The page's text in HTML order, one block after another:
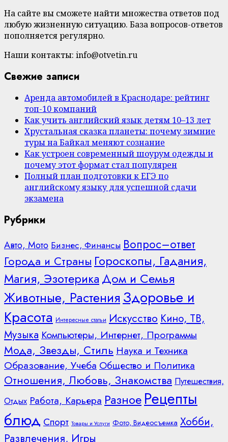
На сайте вы сможете найти множества ответов под
любую жизненную ситуацию. База вопросов-ответов
пополняется регулярно.
Наши контакты: info@otvetin.ru
Свежие записи
Аренда автомобилей в Краснодаре: рейтинг
топ-10 компаний
Как учить английский язык детям 10–13 лет
Хрустальная сказка планеты: почему зимние
туры на Байкал меняют сознание
Как устроен современный шоурум одежды и
почему этот формат стал популярен
Полный план подготовки к ЕГЭ по
английскому языку для успешной сдачи
экзамена
Рубрики
Авто, Мото Бизнес, Финансы Вопрос–ответ
Города и Страны Гороскопы, Гадания,
Магия, Эзотерика Дом и Семья
Животные, Растения Здоровье и
Красота Интересные статьи Искусство Кино, ТВ,
Музыка Компьютеры, Интернет, Программы
Мода, Звезды, Стиль Наука и Техника
Образование, Учеба Общество и Политика
Отношения, Любовь, Знакомства Путешествия,
Отдых Работа, Карьера Разное Рецепты
блюд Спорт Товары и Услуги Фото, Видеосъемка Хобби,
Развлечения, Игры